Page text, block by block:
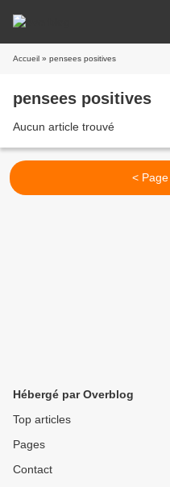
Accueil » pensees positives
pensees positives
Aucun article trouvé
<
Hébergé par Overblog
Top articles
Pages
Contact